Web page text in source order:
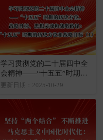
学习贯彻党的二十届四中全
会精神——“十五五”时期的
历史方位、战略目标、思想
更新日期：2025-10-29